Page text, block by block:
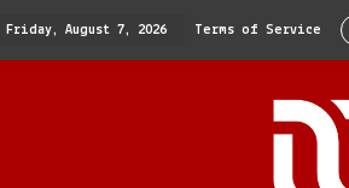
Friday, August 7, 2026 Terms of Service